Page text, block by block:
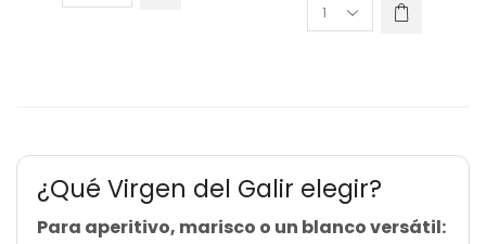
¿Qué Virgen del Galir elegir?
Para aperitivo, marisco o un blanco versátil: